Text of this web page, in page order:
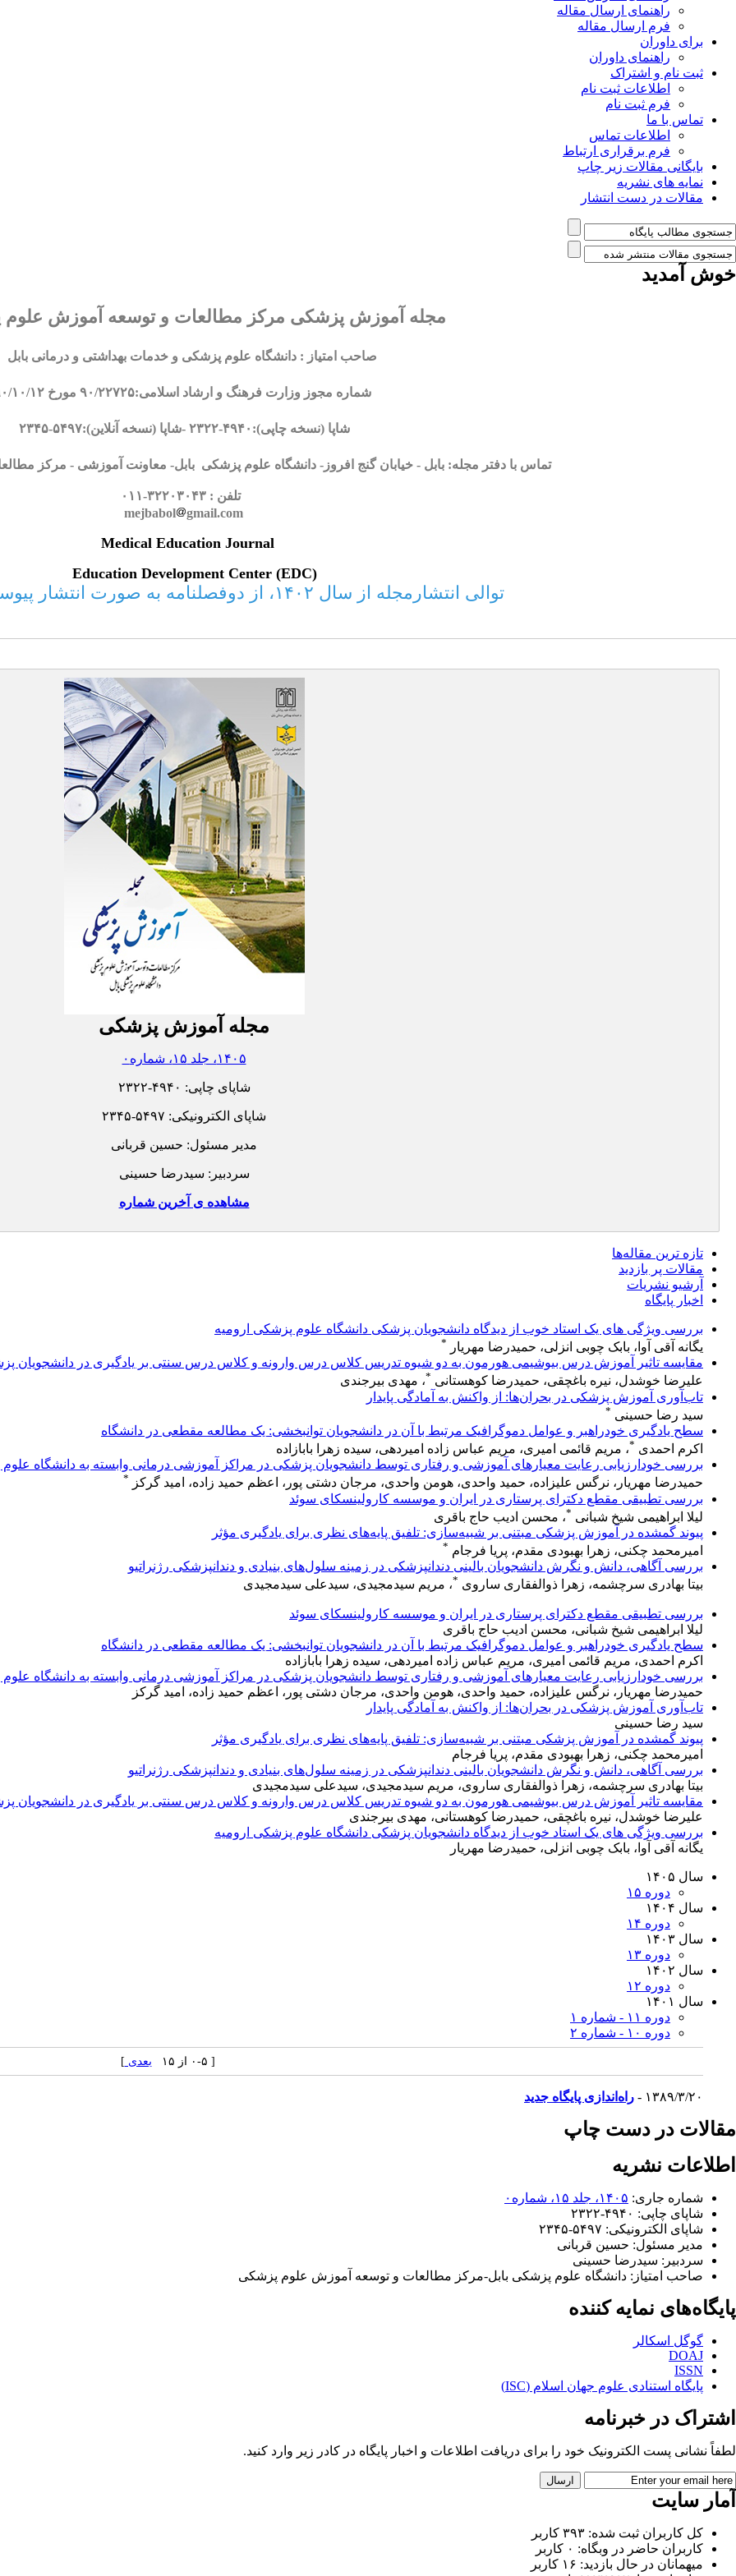
راهنمای ارسال مقاله
فرم ارسال مقاله
برای داوران
راهنمای داوران
ثبت نام و اشتراک
اطلاعات ثبت نام
فرم ثبت نام
تماس با ما
اطلاعات تماس
فرم برقراری ارتباط
بایگانی مقالات زیر چاپ
نمایه های نشریه
مقالات در دست انتشار
خوش آمدید
مجله آموزش پزشکی مرکز مطالعات و توسعه آموزش علوم
صاحب امتیاز : دانشگاه علوم پزشکی و خدمات بهداشتی و درمانی
شماره مجوز وزارت فرهنگ و ارشاد اسلامی:۹۰/۲۲۷۲۵ مورخ ۹۰/۱۰/۱۲
شاپا (نسخه چاپی):۴۹۴۰ -۲۳۲۲ -شاپا (نسخه آنلا ین):۵۴۹۷-۲۳۴۵
تماس با دفتر مجله: بابل - خیابان گنج افروز- دانشگاه علوم پزشکی بابل- معاونت آموزشی - مرکز
تلفن : ۳۲۲۰۳۰۴۳-۰۱۱
mejbabol
gmail.com
Medical Education Journal
Education Development Center (EDC)
توالی انتشارمجله از سال ۱۴۰۲، از دوفصلنامه به صورت انتشار پیوسته تغییر یافت.
مجله آموزش پزشکی
۱۴۰۵، جلد ۱۵، شماره۰
شاپای چاپی: ۲۳۲۲-۴۹۴۰
شاپای الکترونیکی: ۲۳۴۵-۵۴۹۷
مدیر مسئول: حسین قربانی
سردبیر: سیدرضا حسینی
مشاهده ی آخرین شماره
تازه ‌ترین مقاله‌ها
مقالات پر بازدید
آرشیو نشریات
اخبار پایگاه
بررسی ویژگی های یک استاد خوب از دیدگاه دانشجویان پزشکی دانشگاه علوم پزشکی ارومیه
یگانه آقی آوا، بابک چوبی انزلی، حمیدرضا مهریار
*
مقایسه تاثیر آموزش درس بیوشیمی هورمون به دو شیوه تدریس کلاس درس وارونه و کلاس درس سنتی بر یادگیری در دانشجویان
علیرضا خوشدل، نیره باغچقی، حمیدرضا کوهستانی *، مهدی بیرجندی
تاب‌آوری آموزش پزشکی در بحران‌ها: از واکنش به آمادگی پایدار
سید رضا حسینی *
سطح یادگیری خودراهبر و عوامل دموگرافیک مرتبط با آن در دانشجویان توانبخشی: یک مطالعه مقطعی در دانشگاه
اکرم احمدی *، مریم قائمی امیری، مریم عباس زاده امیردهی، سیده زهرا بابازاده
بررسی خودارزیابی رعایت معیارهای آموزشی و رفتاری توسط دانشجویان پزشکی در مراکز آموزشی درمانی وابسته به دانشگاه
حمیدرضا مهریار، نرگس علیزاده، حمید واحدی، هومن واحدی، مرجان دشتی پور، اعظم حمید زاده، امید گرکز *
بررسی تطبیقی مقطع دکترای پرستاری در ایران و موسسه کارولینسکای سوئد
لیلا ابراهیمی شیخ شبانی *، محسن ادیب حاج باقری
پیوند گمشده در آموزش پزشکی مبتنی بر شبیه‌سازی: تلفیق پایه‌های نظری برای یادگیری مؤثر
امیرمحمد چکنی، زهرا بهبودی مقدم، پریا فرجام *
بررسی آگاهی، دانش و نگرش دانشجویان بالینی دندانپزشکی در زمینه سلول‌های بنیادی و دندانپزشکی رژنراتیو
بیتا بهادری سرچشمه، زهرا ذوالفقاری ساروی *، مریم سیدمجیدی، سیدعلی سیدمجیدی
بررسی تطبیقی مقطع دکترای پرستاری در ایران و موسسه کارولینسکای سوئد
لیلا ابراهیمی شیخ شبانی، محسن ادیب حاج باقری
سطح یادگیری خودراهبر و عوامل دموگرافیک مرتبط با آن در دانشجویان توانبخشی: یک مطالعه مقطعی در دانشگاه
اکرم احمدی، مریم قائمی امیری، مریم عباس زاده امیردهی، سیده زهرا بابازاده
بررسی خودارزیابی رعایت معیارهای آموزشی و رفتاری توسط دانشجویان پزشکی در مراکز آموزشی درمانی وابسته به دانشگاه
حمیدرضا مهریار، نرگس علیزاده، حمید واحدی، هومن واحدی، مرجان دشتی پور، اعظم حمید زاده، امید گرکز
تاب‌آوری آموزش پزشکی در بحران‌ها: از واکنش به آمادگی پایدار
سید رضا حسینی
پیوند گمشده در آموزش پزشکی مبتنی بر شبیه‌سازی: تلفیق پایه‌های نظری برای یادگیری مؤثر
امیرمحمد چکنی، زهرا بهبودی مقدم، پریا فرجام
بررسی آگاهی، دانش و نگرش دانشجویان بالینی دندانپزشکی در زمینه سلول‌های بنیادی و دندانپزشکی رژنراتیو
بیتا بهادری سرچشمه، زهرا ذوالفقاری ساروی، مریم سیدمجیدی، سیدعلی سیدمجیدی
مقایسه تاثیر آموزش درس بیوشیمی هورمون به دو شیوه تدریس کلاس درس وارونه و کلاس درس سنتی بر یادگیری در دانشجویان
علیرضا خوشدل، نیره باغچقی، حمیدرضا کوهستانی، مهدی بیرجندی
بررسی ویژگی های یک استاد خوب از دیدگاه دانشجویان پزشکی دانشگاه علوم پزشکی ارومیه
یگانه آقی آوا، بابک چوبی انزلی، حمیدرضا مهریار
سال ۱۴۰۵
دوره ۱۵
سال ۱۴۰۴
دوره ۱۴
سال ۱۴۰۳
دوره ۱۳
سال ۱۴۰۲
دوره ۱۲
سال ۱۴۰۱
دوره ۱۱ - شماره ۱
دوره ۱۰ - شماره ۲
[ ۰-۵ از ۱۵ بعدی ]
۱۳۸۹/۳/۲۰ - راه‌اندازی پایگاه جدید
مقالات در دست چاپ
اطلاعات نشریه
شماره جاری: ۱۴۰۵، جلد ۱۵، شماره۰
شاپای چاپی: ۲۳۲۲-۴۹۴۰
شاپای الکترونیکی: ۲۳۴۵-۵۴۹۷
مدیر مسئول: حسین قربانی
سردبیر: سیدرضا حسینی
صاحب امتیاز: دانشگاه علوم پزشکی بابل-مرکز مطالعات و توسعه آموزش علوم پزشکی
پایگاه‌های نمایه کننده
گوگل اسکالر
DOAJ
ISSN
پایگاه استنادی علوم جهان اسلام (ISC)
اشتراک در خبرنامه
لطفاً نشانی پست الکترونیک خود را برای دریافت اطلاعات و اخبار پایگاه در کادر زیر وارد کنید.
آمار سایت
کل کاربران ثبت شده: ۳۹۳ کاربر
کاربران حاضر در وبگاه: ۰ کاربر
میهمانان در حال بازدید: ۱۶ کاربر